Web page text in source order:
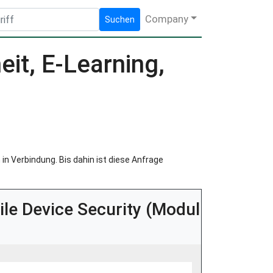
Suchen Company
E-Learning,
Verbindung. Bis dahin ist diese Anfrage
Device Security (Modul